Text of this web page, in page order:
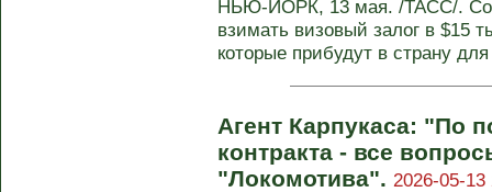
НЬЮ-ЙОРК, 13 мая. /ТАСС/.
взимать визовый залог в $15
которые прибудут в страну
Агент Карпукаса: "По
контракта - все
"Локомотива". 2026-05-13